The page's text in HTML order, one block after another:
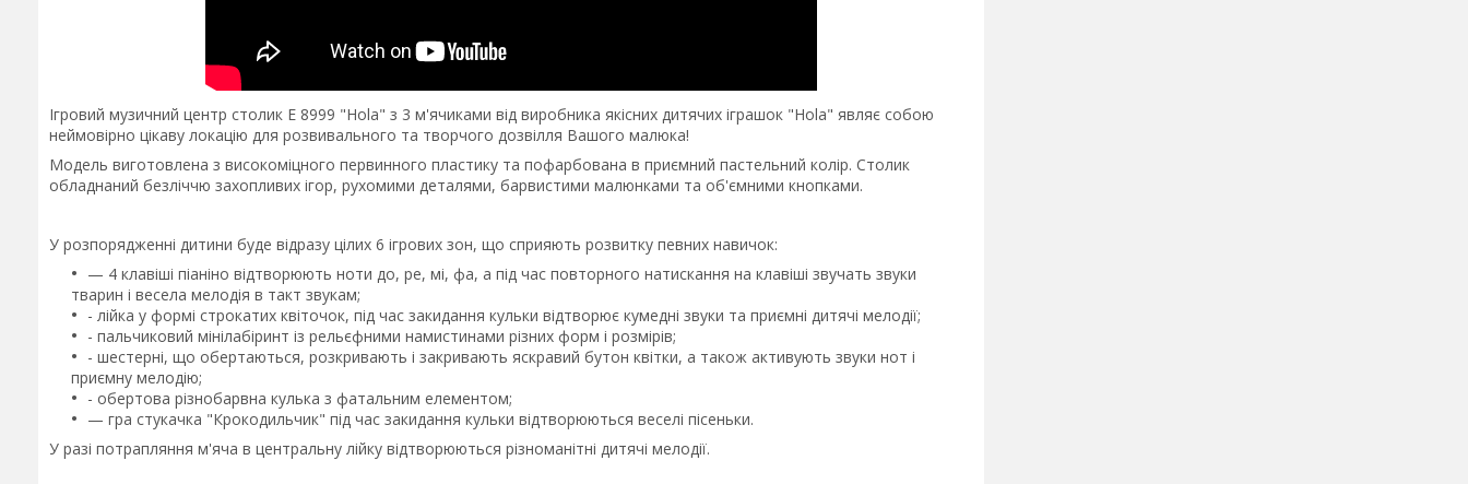
Ігровий музичний центр столик Е 8999 "Hola" з 3 м'ячиками від виробника якісних дитячих іграшок "Hola" являє собою
неймовірно цікаву локацію для розвивального та творчого дозвілля Вашого малюка!
Модель виготовлена з високоміцного первинного пластику та пофарбована в приємний пастельний колір. Столик
обладнаний безліччю захопливих ігор, рухомими деталями, барвистими малюнками та об'ємними кнопками.
У розпорядженні дитини буде відразу цілих 6 ігрових зон, що сприяють розвитку певних навичок:
— 4 клавіші піаніно відтворюють ноти до, ре, мі, фа, а під час повторного натискання на клавіші звучать звуки
тварин і весела мелодія в такт звукам;
- лійка у формі строкатих квіточок, під час закидання кульки відтворює кумедні звуки та приємні дитячі мелодії;
- пальчиковий мінілабіринт із рельєфними намистинами різних форм і розмірів;
- шестерні, що обертаються, розкривають і закривають яскравий бутон квітки, а також активують звуки нот і
приємну мелодію;
- обертова різнобарвна кулька з фатальним елементом;
— гра стукачка "Крокодильчик" під час закидання кульки відтворюються веселі пісеньки.
У разі потрапляння м'яча в центральну лійку відтворюються різноманітні дитячі мелодії.